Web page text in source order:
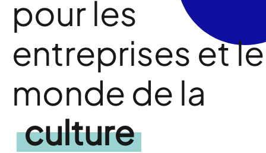
pour les
entreprises et le
monde de la
culture